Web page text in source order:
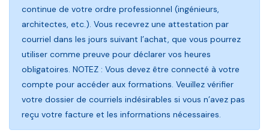
continue de votre ordre professionnel (ingénieurs,
architectes, etc.). Vous recevrez une attestation par
courriel dans les jours suivant l’achat, que vous pourrez
utiliser comme preuve pour déclarer vos heures
obligatoires. NOTEZ : Vous devez être connecté à votre
compte pour accéder aux formations. Veuillez vérifier
votre dossier de courriels indésirables si vous n’avez pas
reçu votre facture et les informations nécessaires.